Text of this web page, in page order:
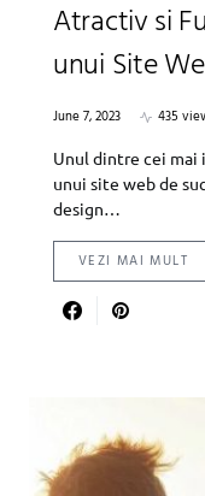
Atractiv si
unui Site
June 7, 2023 435
Unul dintre cei
unui site web de
design…
VEZI MAI MULT